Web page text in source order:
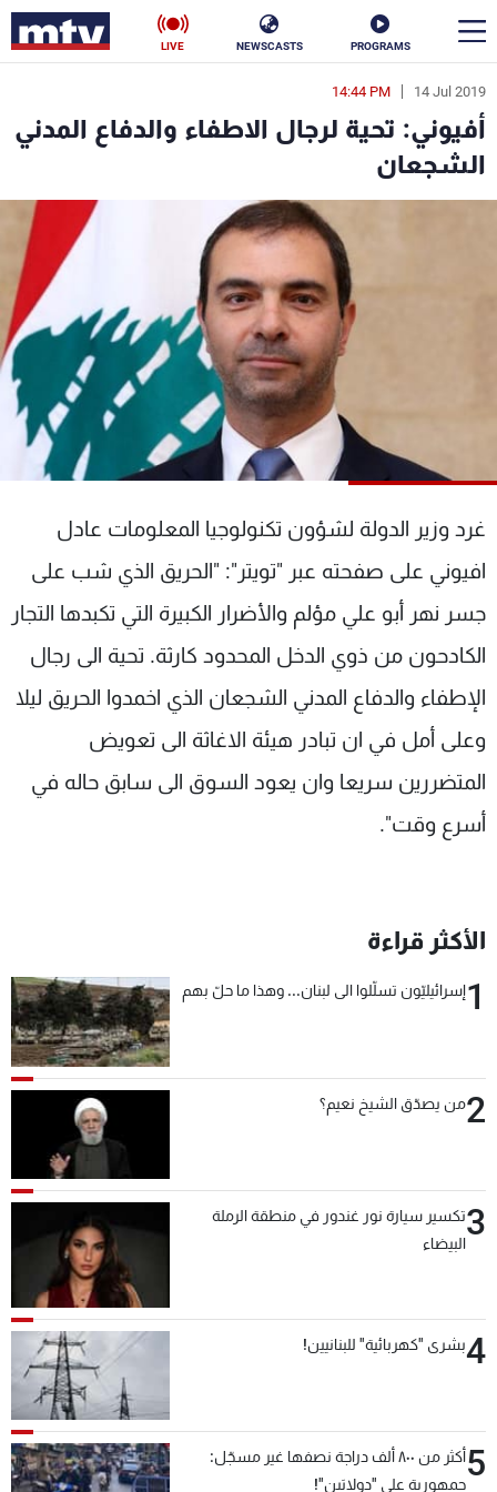
PROGRAMS
NEWSCASTS
LIVE
14 Jul 2019
14:44 PM
أفيوني: تحية لرجال الاطفاء والدفاع المدني
الشجعان
غرد وزير الدولة لشؤون تكنولوجيا المعلومات عادل
افيوني على صفحته عبر "تويتر": "الحريق الذي شب على
جسر نهر أبو علي مؤلم والأضرار الكبيرة التي تكبدها التجار
الكادحون من ذوي الدخل المحدود كارثة. تحية الى رجال
الإطفاء والدفاع المدني الشجعان الذي اخمدوا الحريق ليلا
وعلى أمل في ان تبادر هيئة الاغاثة الى تعويض
المتضررين سريعا وان يعود السوق الى سابق حاله في
أسرع وقت".
الأكثر قراءة
1إسرائيليّون تسلّلوا الى لبنان... وهذا ما حلّ بهم
2من يصدّق الشيخ نعيم؟
3تكسير سيارة نور غندور في منطقة الرملة
البيضاء
4بشرى "كهربائية" للبنانيين!
5
أكثر من ٨٠٠ ألف دراجة نصفها غير مسجّل:
جمهورية على "دولابَين"!
en
الأخبار
سياسة
فن
رياضة
البرامج
جدول البرامج
شاهد البرامج
عن MTV
الإنـتـاج
لاعلاناتكم
وظائف
تواصل معنا
شروط الإسـتخدام
سياسة الخصوصية